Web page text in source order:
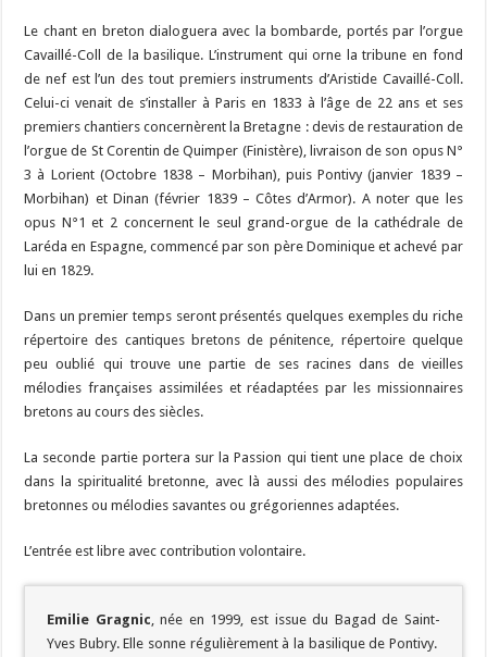
Le chant en breton dialoguera avec la bombarde, portés par l’orgue
Cavaillé-Coll de la basilique. L’instrument qui orne la tribune en fond
de nef est l’un des tout premiers instruments d’Aristide Cavaillé-Coll.
Celui-ci venait de s’installer à Paris en 1833 à l’âge de 22 ans et ses
premiers chantiers concernèrent la Bretagne : devis de restauration de
l’orguede St Corentin de Quimper (Finistère), livraison de son opus N°
3 à Lorient (Octobre 1838 – Morbihan), puis Pontivy (janvier 1839 –
Morbihan) et Dinan (février 1839 – Côtes d’Armor). A noter que les
opus N°1 et 2 concernent le seul grand-orgue de lacathédrale de
Laréda en Espagne, commencé par son père Dominique et achevé par
lui en 1829.
Dans un premier temps seront présentés quelques exemples du riche
répertoire des cantiques bretons de pénitence, répertoire quelque
peu oublié qui trouve une partie de ses racines dans de vieilles
mélodies françaises assimilées et réadaptées par les missionnaires
bretons au cours des siècles.
La seconde partie portera sur la Passion qui tient une place de choix
dans la spiritualité bretonne, avec là aussi des mélodies populaires
bretonnes ou mélodies savantes ou grégoriennes adaptées.
L’entrée est libre avec contribution volontaire.
Emilie Gragnic , née en 1999, est issue du Bagad de Saint-
Yves Bubry. Elle sonne régulièrement à la basilique de Pontivy.